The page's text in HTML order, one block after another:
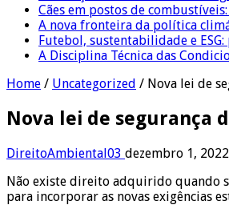
Cães em postos de
A nova fronteira da política
Futebol, sustentabilidade e
A Disciplina Técnica das
Home / Uncategorized / Nova lei de
Nova lei de segurança
DireitoAmbiental03 dezembro 1, 2022
Não existe direito adquirido quando
para incorporar as novas exigências